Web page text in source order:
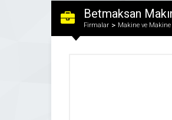
Betmaksan
Firmalar Makine ve